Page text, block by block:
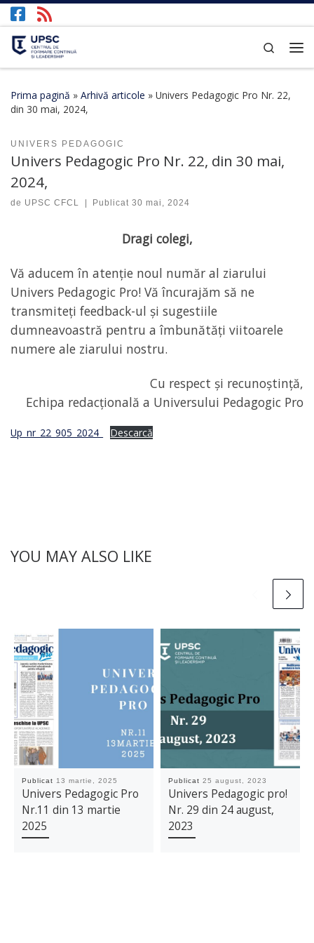
Afișează întregul conținut
Search
Prima pagină » Arhivă articole » Univers Pedagogic Pro Nr. 22,
din 30 mai, 2024,
UNIVERS PEDAGOGIC
Univers Pedagogic Pro Nr. 22, din 30 mai,
2024,
de UPSC CFCL Publicat30 mai, 2024
Dragi colegi,
Vă aducem în atenție noul număr al ziarului
Univers Pedagogic Pro! Vă încurajăm să ne
transmiteți feedback-ul și sugestiile
dumneavoastră pentru a îmbunătăți viitoarele
numere ale ziarului nostru.
Cu respect și recunoștință,
Echipa redacțională a Universului Pedagogic Pro
Up_nr_22_905_2024_ Descarcă
YOU MAY ALSO LIKE
Publicat 13 martie, 2025
Univers Pedagogic Pro
Nr.11 din 13 martie
2025
Publicat25 august, 2023
Univers Pedagogic pro!
Nr. 29 din 24 august,
2023